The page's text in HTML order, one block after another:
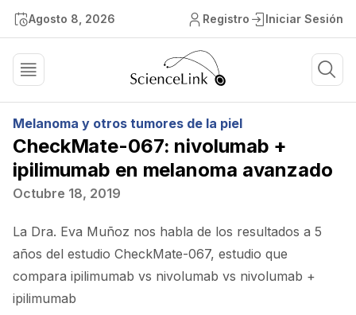
Agosto 8, 2026 Registro Iniciar Sesión
Melanoma y otros tumores de la piel
CheckMate-067: nivolumab +
ipilimumab en melanoma avanzado
Octubre 18, 2019
La Dra. Eva Muñoz nos habla de los resultados a 5
años del estudio CheckMate-067, estudio que
compara ipilimumab vs nivolumab vs nivolumab +
ipilimumab